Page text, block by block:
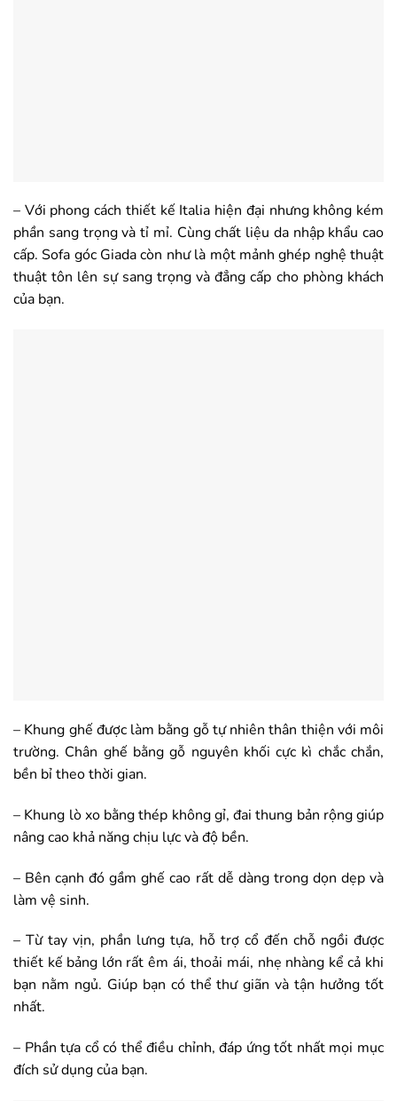
– Với phong cách thiết kế Italia hiện đại nhưng không kém
phần sang trọng và tỉ mỉ. Cùng chất liệu da nhập khẩu cao
cấp. Sofa góc Giada còn như là một mảnh ghép nghệ thuật
thuật tôn lên sự sang trọng và đẳng cấp cho phòng khách
của bạn.
– Khung ghế được làm bằng gỗ tự nhiên thân thiện với môi
trường. Chân ghế bằng gỗ nguyên khối cực kì chắc chắn,
bền bỉ theo thời gian.
– Khung lò xo bằng thép không gỉ, đai thung bản rộng giúp
nâng cao khả năng chịu lực và độ bền.
– Bên cạnh đó gầm ghế cao rất dễ dàng trong dọn dẹp và
làm vệ sinh.
– Từ tay vịn, phần lưng tựa, hỗ trợ cổ đến chỗ ngồi được
thiết kế bảng lớn rất êm ái, thoải mái, nhẹ nhàng kể cả khi
bạn nằm ngủ. Giúp bạn có thể thư giãn và tận hưởng tốt
nhất.
– Phần tựa cổ có thể điều chỉnh, đáp ứng tốt nhất mọi mục
đích sử dụng của bạn.